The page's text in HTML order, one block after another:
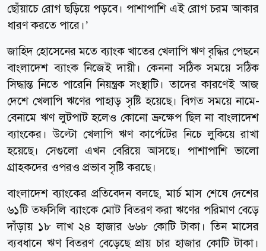
ছোঁয়াচে রোগ ছড়িয়ে পড়বে। পাশাপাশি এই রোগ চরম আকার
ধারণ করতে পারে।’
জাহিদ হোসেনের মতে ব্যাংক খাতের খেলাপি ঋণ বৃদ্ধির পেছনে
বাংলাদেশ ব্যাংক নিজেই দায়ী। কেননা সঠিক সময়ে সঠিক
সিদ্ধান্ত নিতে পারেনি নিয়ন্ত্রক সংস্থাটি। তাদের কারণেই আজ
দেশে খেলাপি ঋণের পাহাড় সৃষ্টি হয়েছে। বিগত সময়ে নামে-
বেনামে ঋণ লুটপাট হলেও কোনো ভ্রুক্ষেপ ছিল না বাংলাদেশ
ব্যাংকের। উল্টো খেলাপি ঋণ কার্পেটের নিচে লুকিয়ে রাখা
হয়েছে। সেগুলো এখন বেরিয়ে আসছে। পাশাপাশি ভালো
গ্রাহকদের ওপরও প্রভাব সৃষ্টি করছে।
বাংলাদেশ ব্যাংকের প্রতিবেদন বলছে, মার্চ মাস শেষে দেশের
৬১টি তফসিলি ব্যাংকে মোট বিতরণ করা ঋণের পরিমাণ বেড়ে
দাঁড়ায় ১৮ লাখ ২৪ হাজার ৬৬৮ কোটি টাকা। তিন মাসের
ব্যবধানে ঋণ বিতরণ বেড়েছে প্রায় চার হাজার কোটি টাকা।